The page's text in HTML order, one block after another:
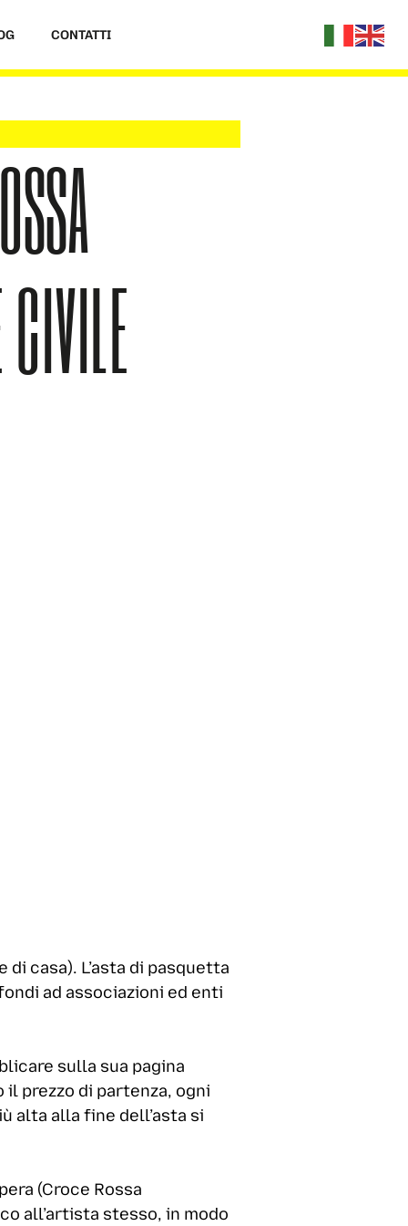
CONTATTI
casa). L’asta di pasquetta
ad associazioni ed enti
sulla sua pagina
il prezzo di partenza, ogni
alta alla fine dell’asta si
(Croce Rossa
all’artista stesso, in modo